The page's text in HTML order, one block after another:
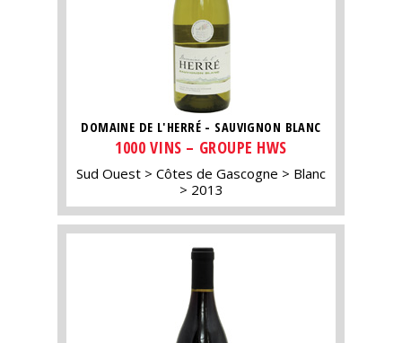
DOMAINE DE L'HERRÉ - SAUVIGNON BLANC
1000 VINS – GROUPE HWS
Sud Ouest Côtes de Gascogne
Blanc
2013